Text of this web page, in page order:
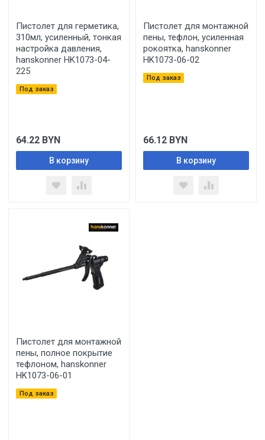
Пистолет для герметика,
310мл, усиленный, тонкая
настройка давления,
hanskonner HK1073-04-
225
Под заказ
64.22 BYN
В корзину
Пистолет для монтажной
пены, тефлон, усиленная
рокоятка, hanskonner
HK1073-06-02
Под заказ
66.12 BYN
В корзину
Пистолет для монтажной
пены, полное покрытие
тефлоном, hanskonner
HK1073-06-01
Под заказ